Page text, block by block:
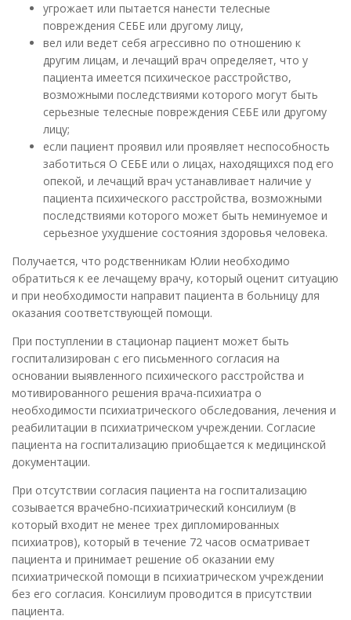
угрожает или пытается нанести телесные
повреждения СЕБЕ или другому лицу,
вел или ведет себя агрессивно по отношению к
другим лицам, и лечащий врач определяет, что у
пациента имеется психическое расстройство,
возможными последствиями которого могут быть
серьезные телесные повреждения СЕБЕ или другому
лицу;
если пациент проявил или проявляет неспособность
заботиться О СЕБЕ или о лицах, находящихся под его
опекой, и лечащий врач устанавливает наличие у
пациента психического расстройства, возможными
последствиями которого может быть неминуемое и
серьезное ухудшение состояния здоровья человека.
Получается, что родственникам Юлии необходимо
обратиться к ее лечащему врачу, который оценит ситуацию
и при необходимости направит пациента в больницу для
оказания соответствующей помощи.
При поступлении в стационар пациент может быть
госпитализирован с его письменного согласия на
основании выявленного психического расстройства и
мотивированного решения врача-психиатра о
необходимости психиатрического обследования, лечения и
реабилитации в психиатрическом учреждении. Согласие
пациента на госпитализацию приобщается к медицинской
документации.
При отсутствии согласия пациента на госпитализацию
созывается врачебно-психиатрический консилиум (в
который входит не менее трех дипломированных
психиатров), который в течение 72 часов осматривает
пациента и принимает решение об оказании ему
психиатрической помощи в психиатрическом учреждении
без его согласия. Консилиум проводится в присутствии
пациента.